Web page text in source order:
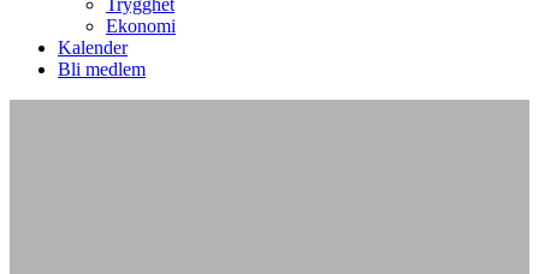
Trygghet
Ekonomi
Kalender
Bli medlem